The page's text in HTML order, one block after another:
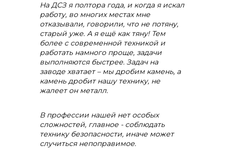
На ДСЗ я полтора года, и когда я искал
работу, во многих местах мне
отказывали, говорили, что не потяну,
старый уже. А я ещё как тяну! Тем
более с современной техникой и
работать намного проще, задачи
выполняются быстрее. Задач на
заводе хватает – мы дробим камень, а
камень дробит нашу технику, не
жалеет он металл.
В профессии нашей нет особых
сложностей, главное - соблюдать
технику безопасности, иначе может
случиться непоправимое.